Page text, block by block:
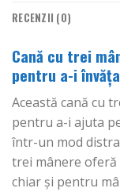
RECENZII (0)
Cană cu trei
pentru a-i
Această cană cu
pentru a-i ajuta
într-un mod
trei mânere
chiar și pentru